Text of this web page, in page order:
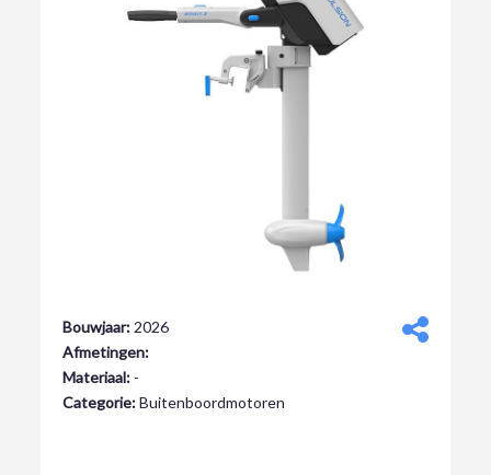
Bouwjaar:2026
Afmetingen:
Materiaal: -
Categorie:Buitenboordmotoren